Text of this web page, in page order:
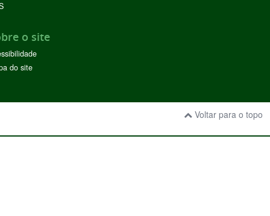
o site
do site
Voltar para o topo